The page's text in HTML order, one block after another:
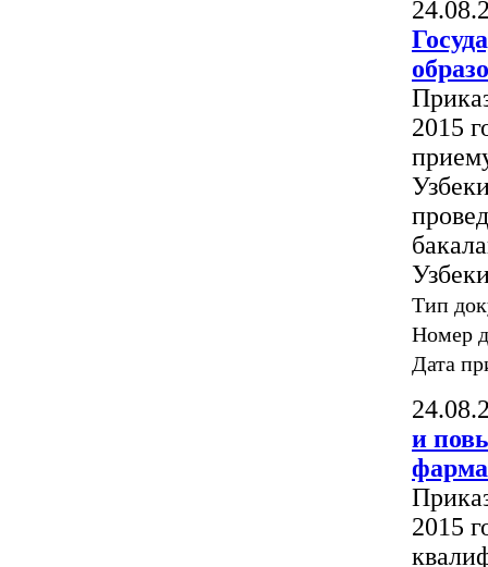
2015
Тип
Номер
Дата
и
2015